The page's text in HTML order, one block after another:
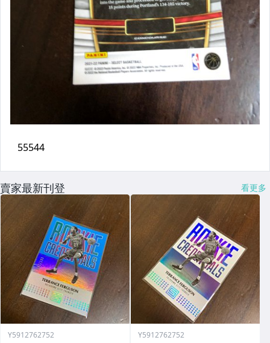
賣家最新刊登 看更多
Y5912762752 Y5912762752